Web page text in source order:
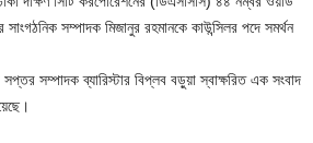
সাংগঠনিক সম্পাদক মিজানুর রহমানকে কাউন্সিলর পদে সমর্থন
সম্পাদক ব্যারিস্টার বিপ্লব বড়ুয়া স্বাক্ষরিত এক সংবাদ